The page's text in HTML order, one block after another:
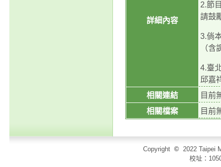
詳細內容
2.節
請鼓
3.倘
（
4.臺
邱嘉
相關連結
目前
相關檔案
目前
Copyright © 2022 Taipei
校址：